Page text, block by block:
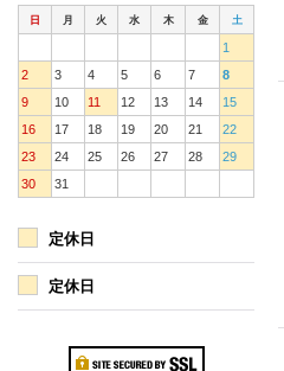
日 月 火 水 木 金 土
1
2
3 4 5 6 7
8
9
10 11 12 13 14
15
16
17 18 19 20 21
22
23
24 25 26 27 28
29
30
31
定休日
定休日